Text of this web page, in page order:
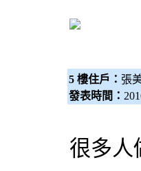
5 樓住戶： 張
發表時間：
很多人